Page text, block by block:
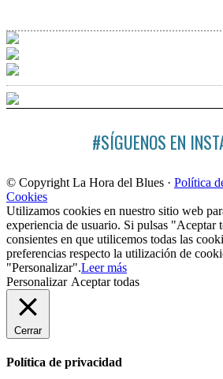
#SÍGUENOS EN
© Copyright La Hora del Blues · Política
Cookies
Utilizamos cookies en nuestro sitio web
experiencia de usuario. Si pulsas "Aceptar
consientes en que utilicemos todas las
preferencias respecto la utilización de
"Personalizar".Leer más
Personalizar Aceptar todas
Cerrar
Política de privacidad